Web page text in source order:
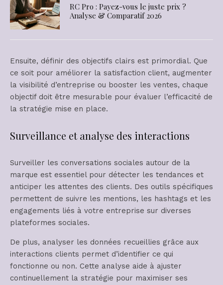
RC Pro : Payez-vous le juste prix ?
Analyse & Comparatif 2026
Ensuite, définir des objectifs clairs est primordial. Que
ce soit pour améliorer la satisfaction client, augmenter
la visibilité d’entreprise ou booster les ventes, chaque
objectif doit être mesurable pour évaluer l’efficacité de
la stratégie mise en place.
Surveillance et analyse des interactions
Surveiller les conversations sociales autour de la
marque est essentiel pour détecter les tendances et
anticiper les attentes des clients. Des outils spécifiques
permettent de suivre les mentions, les hashtags et les
engagements liés à votre entreprise sur diverses
plateformes sociales.
De plus, analyser les données recueillies grâce aux
interactions clients permet d’identifier ce qui
fonctionne ou non. Cette analyse aide à ajuster
continuellement la stratégie pour maximiser ses